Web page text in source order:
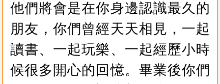
他們將會是在你身邊認識最久的
朋友，你們曾經天天相見，一起
讀書、一起玩樂、一起經歷小時
候很多開心的回憶。畢業後你們